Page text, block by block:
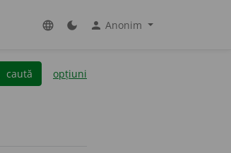
language dark_mode person Anonim
caută opțiuni